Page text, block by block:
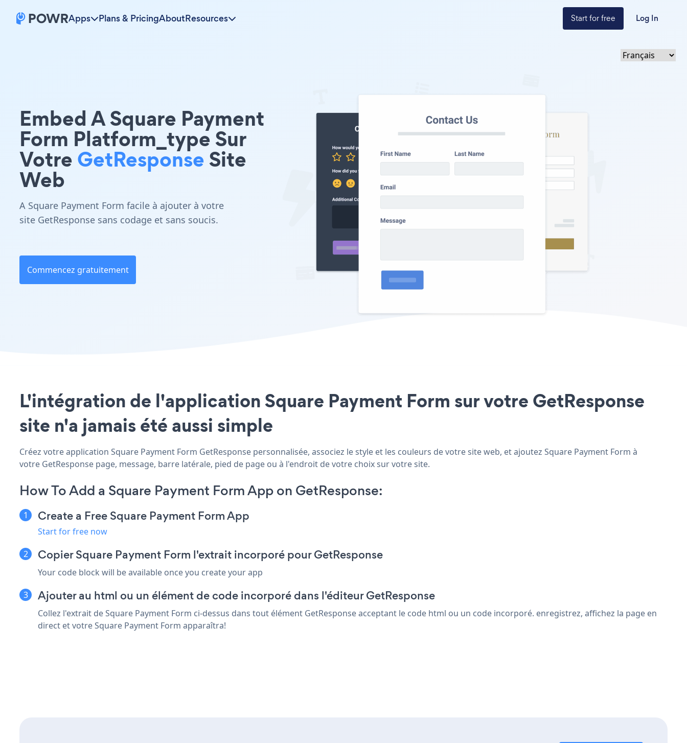
Apps Plans & PricingAboutResources Start for free Log In
Embed A Square Payment
Form Platform_type Sur
VotreGetResponseSite
Web
A Square Payment Form facile à ajouter à votre
site GetResponse sans codage et sans soucis.
Commencez gratuitement
L'intégration de l'application Square Payment Form sur votre GetResponse
site n'a jamais été aussi simple
Créez votre application Square Payment Form GetResponse personnalisée, associez le style et les couleurs de votre site web, et ajoutez Square Payment Form à
votre GetResponse page, message, barre latérale, pied de page ou à l'endroit de votre choix sur votre site.
How To Add a Square Payment Form App on GetResponse:
Create a Free Square Payment Form App
Start for free now
Copier Square Payment Form l'extrait incorporé pour GetResponse
Your code block will be available once you create your app
Ajouter au html ou un élément de code incorporé dans l'éditeur GetResponse
Collez l'extrait de Square Payment Form ci-dessus dans tout élément GetResponse acceptant le code html ou un code incorporé. enregistrez, affichez la page en
direct et votre Square Payment Form apparaîtra!